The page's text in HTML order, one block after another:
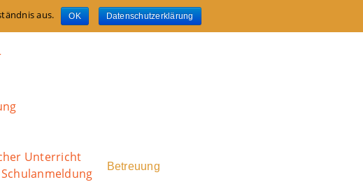
Unterricht
Betreuung
aus. OK Datenschutzerklärung